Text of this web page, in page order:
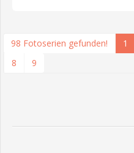
98 Fotoserien gefunden! 1
8
9